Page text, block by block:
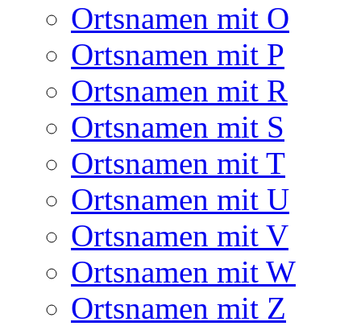
Ortsnamen mit O
Ortsnamen mit P
Ortsnamen mit R
Ortsnamen mit S
Ortsnamen mit T
Ortsnamen mit U
Ortsnamen mit V
Ortsnamen mit W
Ortsnamen mit Z